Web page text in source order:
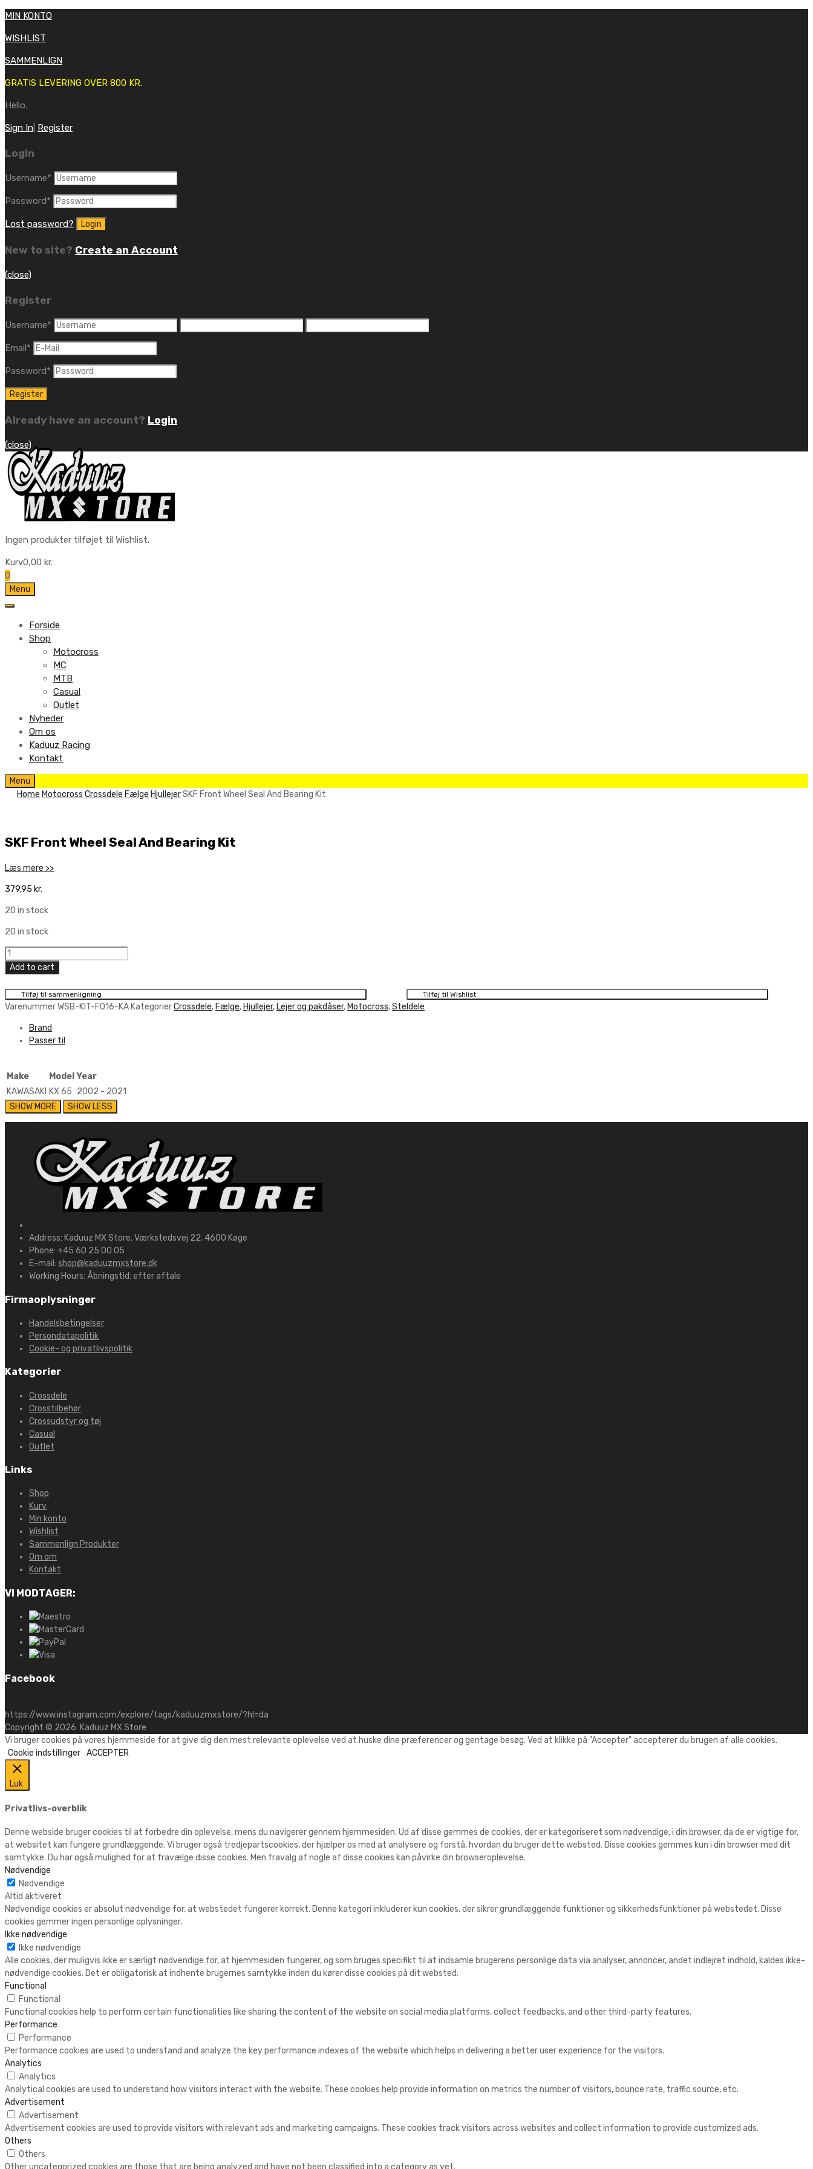
MIN KONTO
WISHLIST
SAMMENLIGN
GRATIS LEVERING OVER 800 KR.
Hello.
Sign In Register
Login
Username*
Password*
Lost password?
New to site? Create an Account
(close)
Register
Username*
Email*
Password*
Already have an account? Login
(close)
Ingen produkter tilføjet til Wishlist.
Kurv0,00 kr.
0
Menu
Forside
Shop
Motocross
MC
MTB
Casual
Outlet
Nyheder
Om os
Kaduuz Racing
Kontakt
Skip
Menu
Home Motocross Crossdele Fælge HjullejerSKF Front Wheel Seal And Bearing Kit
SKF Front Wheel Seal And Bearing Kit
Læs mere >>
379,95 kr.
20 in stock
20 in stock
SKF
Front
Wheel
Seal
And
quantity
Add to cart
Tilføj til sammenligning Tilføj til Wishlist
VarenummerWSB-KIT-F016-KA KategorierCrossdele, Fælge, Hjullejer, Lejer og pakdåser, Motocross,Steldele
Brand
Passer til
Make Model Year
KAWASAKI KX 65 2002 - 2021
Address: Kaduuz MX Store, Værkstedsvej 22, 4600 Køge
Phone: +45 60 25 00 05
E-mail: shop@kaduuzmxstore.dk
Working Hours: Åbningstid: efter aftale
Firmaoplysninger
Handelsbetingelser
Persondatapolitik
Cookie- og privatlivspolitik
Kategorier
Crossdele
Crosstilbehør
Crossudstyr og tøj
Casual
Outlet
Links
Shop
Kurv
Min konto
Wishlist
Sammenlign Produkter
Om om
Kontakt
VI MODTAGER:
Facebook
https://www.instagram.com/explore/tags/kaduuzmxstore/?hl=da
Copyright © 2026 Kaduuz MX Store
Vi bruger cookies på vores hjemmeside for at give dig den mest relevante oplevelse ved at huske dine præferencer og gentage besøg. Ved at klikke på "Accepter" accepterer du brugen af alle cookies.
Cookie indstillinger ACCEPTER
Luk
Privatlivs-overblik
Denne webside bruger cookies til at forbedre din oplevelse, mens du navigerer gennem hjemmesiden. Ud af disse gemmes de cookies, der er kategoriseret som nødvendige, i din browser, da de er vigtige for,
at websitet kan fungere grundlæggende. Vi bruger også tredjepartscookies, der hjælper os med at analysere og forstå, hvordan du bruger dette websted. Disse cookies gemmes kun i din browser med dit
samtykke. Du har også mulighed for at fravælge disse cookies. Men fravalg af nogle af disse cookies kan påvirke din browseroplevelse.
Nødvendige
Nødvendige
Altid aktiveret
Nødvendige cookies er absolut nødvendige for, at webstedet fungerer korrekt. Denne kategori inkluderer kun cookies, der sikrer grundlæggende funktioner og sikkerhedsfunktioner på webstedet. Disse
cookies gemmer ingen personlige oplysninger.
Ikke nødvendige
Ikke nødvendige
Alle cookies, der muligvis ikke er særligt nødvendige for, at hjemmesiden fungerer, og som bruges specifikt til at indsamle brugerens personlige data via analyser, annoncer, andet indlejret indhold, kaldes ikke-
nødvendige cookies. Det er obligatorisk at indhente brugernes samtykke inden du kører disse cookies på dit websted.
Functional
Functional
Functional cookies help to perform certain functionalities like sharing the content of the website on social media platforms, collect feedbacks, and other third-party features.
Performance
Performance
Performance cookies are used to understand and analyze the key performance indexes of the website which helps in delivering a better user experience for the visitors.
Analytics
Analytics
Analytical cookies are used to understand how visitors interact with the website. These cookies help provide information on metrics the number of visitors, bounce rate, traffic source, etc.
Advertisement
Advertisement
Advertisement cookies are used to provide visitors with relevant ads and marketing campaigns. These cookies track visitors across websites and collect information to provide customized ads.
Others
Others